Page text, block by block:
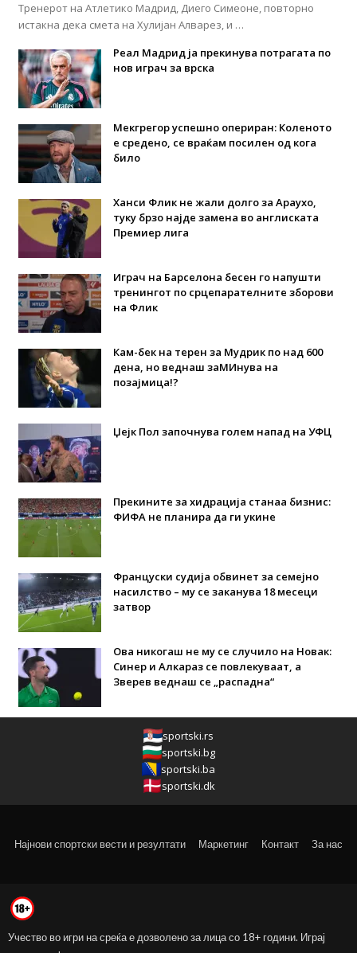
Тренерот на Атлетико Мадрид, Диего Симеоне, повторно
истакна дека смета на Хулијан Алварез, и …
Реал Мадрид ја прекинува потрагата по
нов играч за врска
Мекгрегор успешно опериран: Коленото
е средено, се враќам посилен од кога
било
Ханси Флик не жали долго за Араухо,
туку брзо најде замена во англиската
Премиер лига
Играч на Барселона бесен го напушти
тренингот по срцепарателните зборови
на Флик
Кам-бек на терен за Мудрик по над 600
дена, но веднаш заМИнува на
позајмица!?
Џејк Пол започнува голем напад на УФЦ
Прекините за хидрација станаа бизнис:
ФИФА не планира да ги укине
Француски судија обвинет за семејно
насилство – му се заканува 18 месеци
затвор
Ова никогаш не му се случило на Новак:
Синер и Алкараз се повлекуваат, а
Зверев веднаш се „распадна“
sportski.rs
sportski.bg
sportski.ba
sportski.dk
Најнови спортски вести и резултати Маркетинг Контакт За нас
Учество во игри на среќа е дозволено за лица со 18+ години. Играј